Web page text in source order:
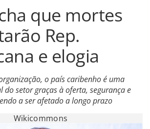
que mortes
Rep.
e elogia
o país caribenho é uma
do setor graças à oferta, segurança e
a ser afetado a longo prazo
Wikicommons